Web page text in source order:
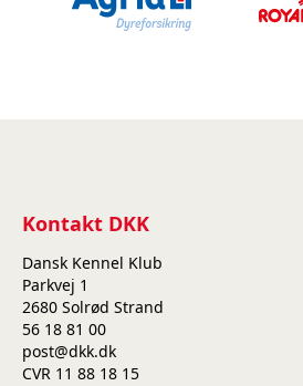
Kontakt DKK
Dansk Kennel Klub
Parkvej 1
2680 Solrød Strand
56 18 81 00
post@dkk.dk
CVR 11 88 18 15